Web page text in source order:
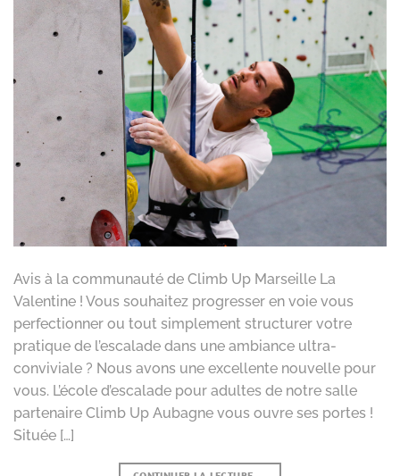
Avis à la communauté de Climb Up Marseille La
Valentine ! Vous souhaitez progresser en voie vous
perfectionner ou tout simplement structurer votre
pratique de l’escalade dans une ambiance ultra-
conviviale ? Nous avons une excellente nouvelle pour
vous. L’école d’escalade pour adultes de notre salle
partenaire Climb Up Aubagne vous ouvre ses portes !
Située […]